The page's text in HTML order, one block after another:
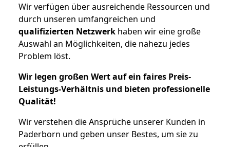
Wir verfügen über ausreichende Ressourcen und
durch unseren umfangreichen und
qualifizierten Netzwerk haben wir eine große
Auswahl an Möglichkeiten, die nahezu jedes
Problem löst.
Wir legen großen Wert auf ein faires Preis-
Leistungs-Verhältnis und bieten professionelle
Qualität!
Wir verstehen die Ansprüche unserer Kunden in
Paderborn und geben unser Bestes, um sie zu